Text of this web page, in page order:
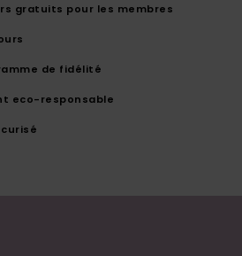
gratuits pour les membres
de fidélité
eco-responsable